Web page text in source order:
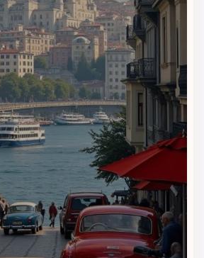
چرا رزروهتل
ویداگشت انتخابی
قیمت شفاف و واقعی